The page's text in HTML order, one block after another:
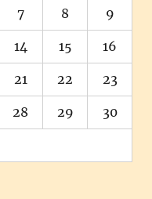
7 8 9
14 15 16
21 22 23
28 29 30